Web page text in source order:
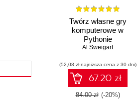
Twórz własne gry
komputerowe w
Pythonie
Al Sweigart
(52,08 zł najniższa cena z 30 dni)
67.20 zł
84.00 zł (-20%)